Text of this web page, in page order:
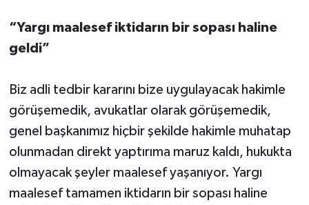
“Yargı maalesef iktidarın bir sopası haline
geldi”
Biz adli tedbir kararını bize uygulayacak hakimle
görüşemedik, avukatlar olarak görüşemedik,
genel başkanımız hiçbir şekilde hakimle muhatap
olunmadan direkt yaptırıma maruz kaldı, hukukta
olmayacak şeyler maalesef yaşanıyor. Yargı
maalesef tamamen iktidarın bir sopası haline